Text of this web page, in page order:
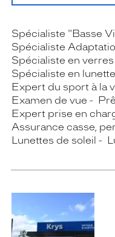
Spécialiste "Basse
Spécialiste
Spécialiste en
Spécialiste en
Expert du sport à la
Examen de vue
Expert prise en
Assurance casse,
Lunettes de soleil